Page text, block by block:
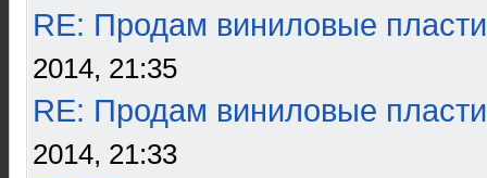
RE: Продам виниловые
2014, 21:35
RE: Продам виниловые
2014, 21:33